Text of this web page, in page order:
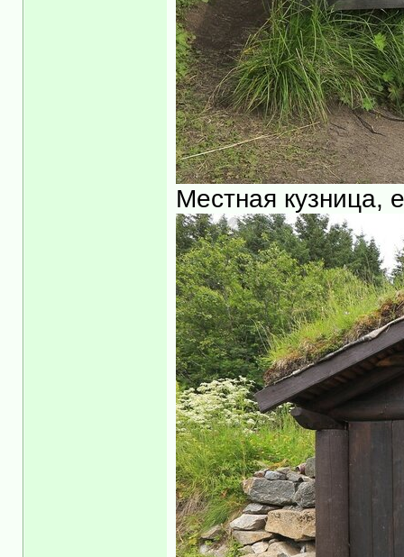
Местная кузница,